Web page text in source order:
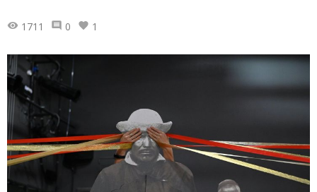
1711 0 1